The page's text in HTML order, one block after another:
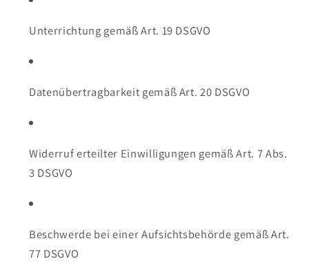
Unterrichtung gemäß Art. 19 DSGVO
Datenübertragbarkeit gemäß Art. 20 DSGVO
Widerruf erteilter Einwilligungen gemäß Art. 7 Abs.
3 DSGVO
Beschwerde bei einer Aufsichtsbehörde gemäß Art.
77 DSGVO